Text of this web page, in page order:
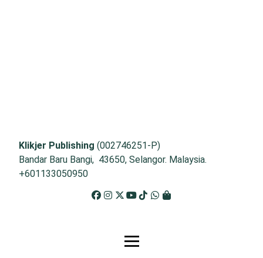
Klikjer Publishing (002746251-P)
Bandar Baru Bangi, 43650, Selangor. Malaysia.
+601133050950